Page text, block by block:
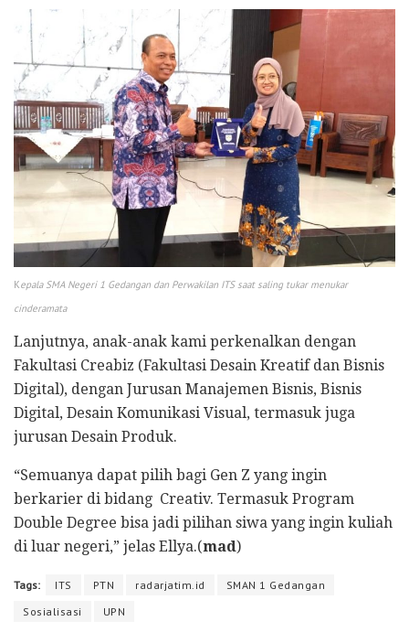
Kepala SMA Negeri 1 Gedangan dan Perwakilan ITS saat saling tukar menukar
cinderamata
Lanjutnya, anak-anak kami perkenalkan dengan
Fakultasi Creabiz (Fakultasi Desain Kreatif dan Bisnis
Digital), dengan Jurusan Manajemen Bisnis, Bisnis
Digital, Desain Komunikasi Visual, termasuk juga
jurusan Desain Produk.
“Semuanya dapat pilih bagi Gen Z yang ingin
berkarier di bidang Creativ. Termasuk Program
Double Degree bisa jadi pilihan siwa yang ingin kuliah
di luar negeri,” jelas Ellya.(mad)
Tags: ITS PTN radarjatim.id
SMAN 1 Gedangan
Sosialisasi
UPN